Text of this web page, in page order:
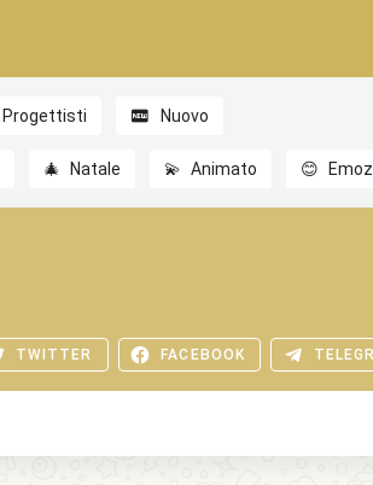
Progettisti Nuovo
🎄 Natale 💫 Animato 😊
TWITTER FACEBOOK